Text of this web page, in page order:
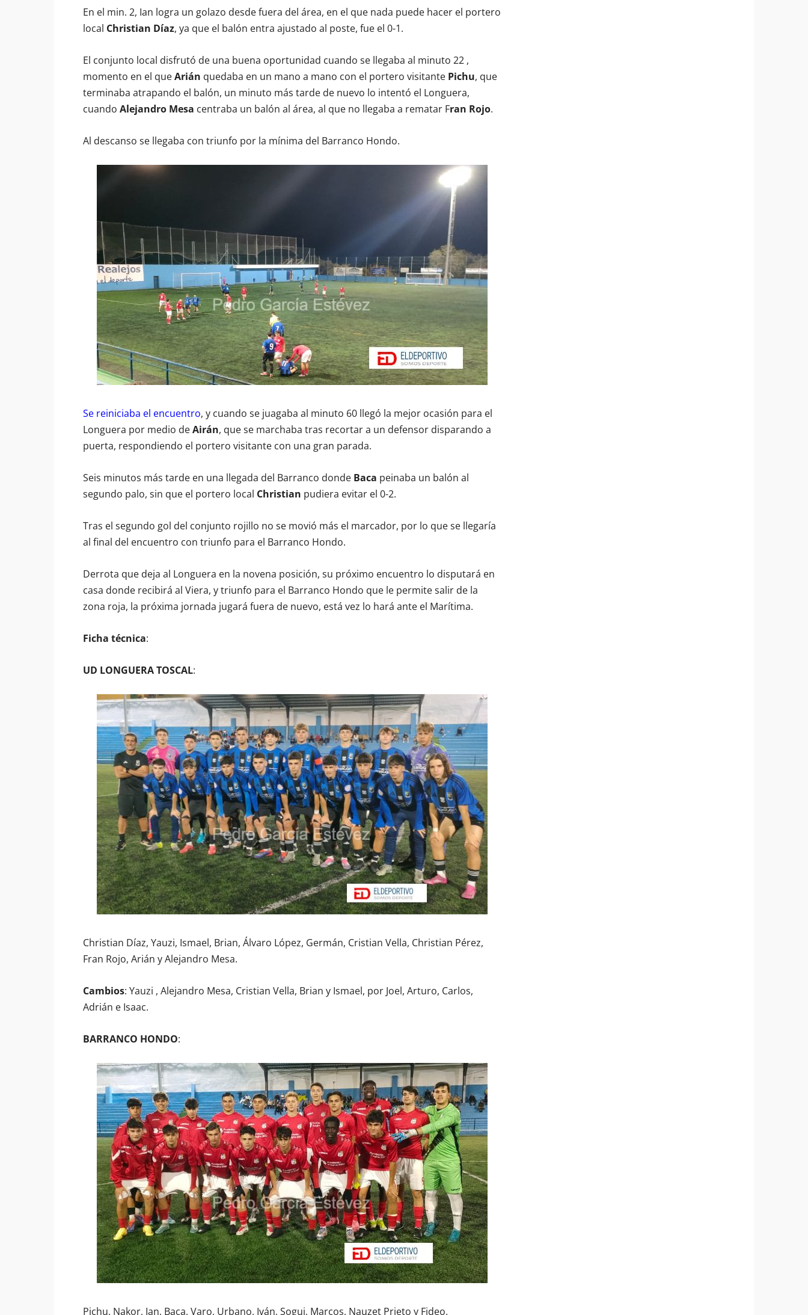
En el min. 2, Ian logra un golazo desde fuera del área, en el que nada puede hacer el portero
local Christian Díaz, ya que el balón entra ajustado al poste, fue el 0-1.
El conjunto local disfrutó de una buena oportunidad cuando se llegaba al minuto 22 ,
momento en el queArián quedaba en un mano a mano con el portero visitante Pichu, que
terminaba atrapando el balón, un minuto más tarde de nuevo lo intentó el Longuera,
cuando Alejandro Mesa centraba un balón al área, al que no llegaba a rematar Fran Rojo.
Al descanso se llegaba con triunfo por la mínima del Barranco Hondo.
Se reiniciaba el encuentro, y cuando se juagaba al minuto 60 llegó la mejor ocasión para el
Longuera por medio deAirán, que se marchaba tras recortar a un defensor disparando a
puerta, respondiendo el portero visitante con una gran parada.
Seis minutos más tarde en una llegada del Barranco donde Baca peinaba un balón al
segundo palo, sin que el portero local Christian pudiera evitar el 0-2.
Tras el segundo gol del conjunto rojillo no se movió más el marcador, por lo que se llegaría
al final del encuentro con triunfo para el Barranco Hondo.
Derrota que deja al Longuera en la novena posición, su próximo encuentro lo disputará en
casa donde recibirá al Viera, y triunfo para el Barranco Hondo que le permite salir de la
zona roja, la próxima jornada jugará fuera de nuevo, está vez lo hará ante el Marítima.
Ficha técnica:
UD LONGUERA TOSCAL:
Christian Díaz, Yauzi, Ismael, Brian, Álvaro López, Germán, Cristian Vella, Christian Pérez,
Fran Rojo, Arián y Alejandro Mesa.
Cambios: Yauzi , Alejandro Mesa, Cristian Vella, Brian y Ismael, por Joel, Arturo, Carlos,
Adrián e Isaac.
BARRANCO HONDO:
Pichu, Nakor, Ian, Baca, Varo, Urbano, Iván, Sogui, Marcos, Nauzet Prieto y Fideo.